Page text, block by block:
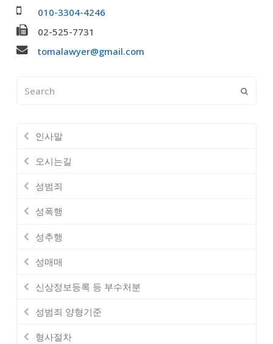
010-3304-4246
02-525-7731
tomalawyer@gmail.com
인사말
오시는길
성범죄
성폭행
성추행
성매매
신상정보등록 등 부수처분
성범죄 양형기준
형사절차